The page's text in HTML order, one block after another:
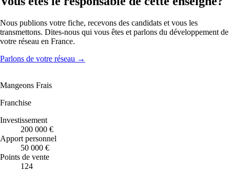
Nous publions votre fiche, recevons des candidats et vous les
transmettons. Dites-nous qui vous êtes et parlons du développement de
votre réseau en France.
Parlons de votre réseau →
Mangeons Frais
Franchise
Investissement
200 000 €
Apport personnel
50 000 €
Points de vente
124